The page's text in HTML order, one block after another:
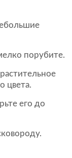
порубите.
цвета.
его до